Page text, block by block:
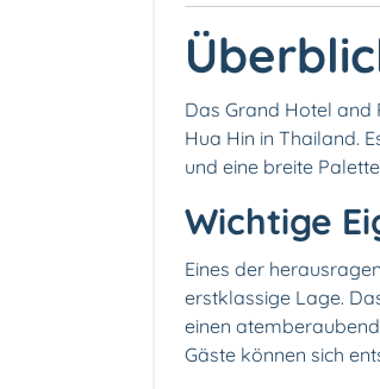
Das Grand Hotel and
Hua Hin in Thailand.
und eine breite
Wichtige
Eines der
erstklassige Lage.
einen
Gäste können sich